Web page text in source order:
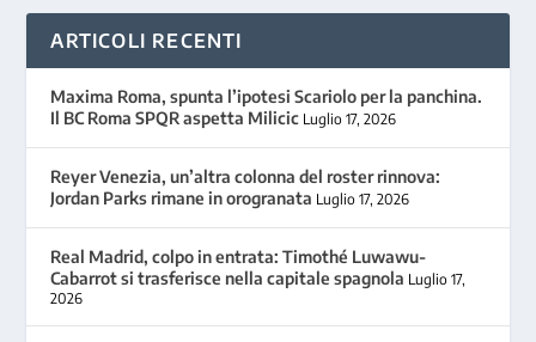
ARTICOLI RECENTI
Maxima Roma, spunta l’ipotesi Scariolo per la panchina.
Il BC Roma SPQR aspetta Milicic Luglio 17, 2026
Reyer Venezia, un’altra colonna del roster rinnova:
Jordan Parks rimane in orogranata Luglio 17, 2026
Real Madrid, colpo in entrata: Timothé Luwawu-
Cabarrot si trasferisce nella capitale spagnola Luglio 17,
2026